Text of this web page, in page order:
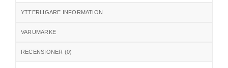
YTTERLIGARE INFORMATION
VARUMÄRKE
RECENSIONER (0)